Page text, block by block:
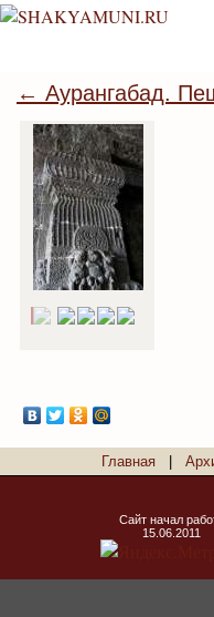
← Аурангабад.
Главная
Сайт начал
15.06.2011